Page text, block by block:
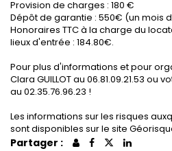
Provision de charges : 180 €
Dépôt de garantie : 550€ (un mois
Honoraires TTC à la charge du
lieux d'entrée : 184.80€.
Pour plus d'informations et pour
Clara GUILLOT au 06.81.09.21.53 ou
au 02.35.76.96.23 !
Les informations sur les risques
sont disponibles sur le site
Partager :